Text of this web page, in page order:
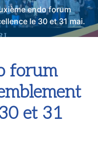
endo forum
le 30 et 31 mai.
forum
et 31